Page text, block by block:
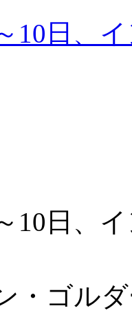
10日、
10日、
・ゴル